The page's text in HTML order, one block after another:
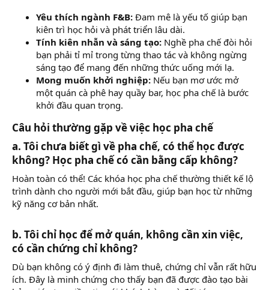
Yêu thích ngành F&B: Đam mê là yếu tố giúp bạn
kiên trì học hỏi và phát triển lâu dài.
Tính kiên nhẫn và sáng tạo: Nghề pha chế đòi hỏi
bạn phải tỉ mỉ trong từng thao tác và không ngừng
sáng tạo để mang đến những thức uống mới lạ.
Mong muốn khởi nghiệp: Nếu bạn mơ ước mở
một quán cà phê hay quầy bar, học pha chế là bước
khởi đầu quan trọng.
Câu hỏi thường gặp về việc học pha chế
a. Tôi chưa biết gì về pha chế, có thể học được
không? Học pha chế có cần bằng cấp không?
Hoàn toàn có thể! Các khóa học pha chế thường thiết kế lộ
trình dành cho người mới bắt đầu, giúp bạn học từ những
kỹ năng cơ bản nhất.
b. Tôi chỉ học để mở quán, không cần xin việc,
có cần chứng chỉ không?
Dù bạn không có ý định đi làm thuê, chứng chỉ vẫn rất hữu
ích. Đây là minh chứng cho thấy bạn đã được đào tạo bài